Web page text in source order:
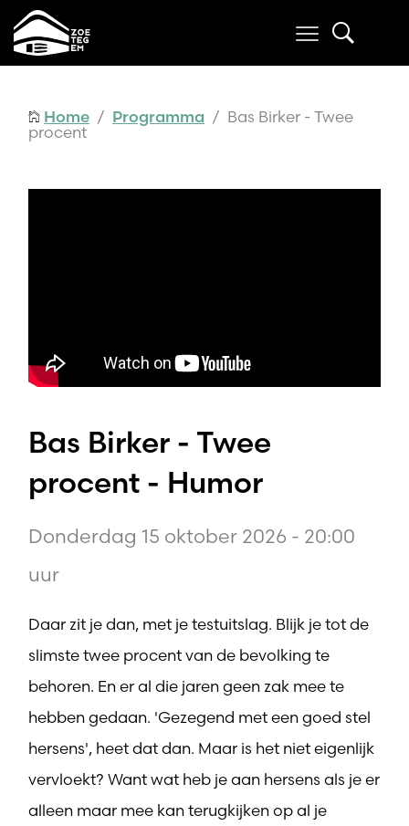
Home / Programma / Bas Birker - Twee
procent
Bas Birker - Twee
procent - Humor
Donderdag 15 oktober 2026 - 20:00
uur
Daar zit je dan, met je testuitslag. Blijk je tot de
slimste twee procent van de bevolking te
behoren. En er al die jaren geen zak mee te
hebben gedaan. 'Gezegend met een goed stel
hersens', heet dat dan. Maar is het niet eigenlijk
vervloekt? Want wat heb je aan hersens als je er
alleen maar mee kan terugkijken op al je